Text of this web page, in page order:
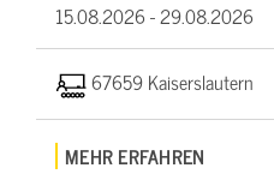
15.08.2026 -29.08.2026
67659 Kaiserslautern
MEHR ERFAHREN